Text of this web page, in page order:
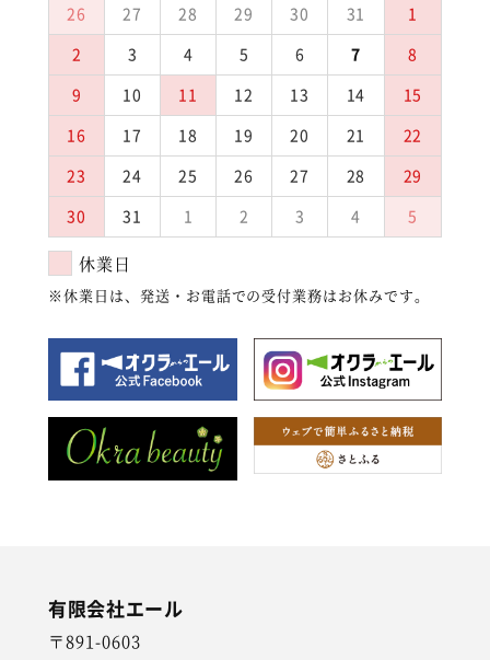
26
27 28 29 30 31
1
2
3 4 5 6 7
8
9
10 11 12 13 14
15
16
17 18 19 20 21
22
23
24 25 26 27 28
29
30
31 1 2 3 4 5
休業日
※休業日は、発送・お電話での受付業務はお休みです。
有限会社エール
〒891-0603